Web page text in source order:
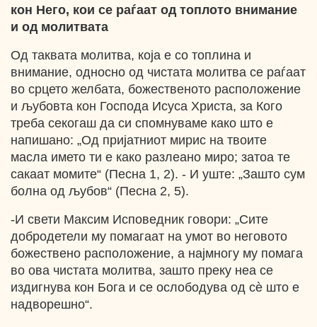
кон Него, кои се раѓаат од топлото внимание
и од молитвата
Од таквата молитва, која е со топлина и
внимание, односно од чистата молитва се раѓаат
во срцето желбата, божественото расположение
и љубовта кон Господа Исуса Христа, за Кого
треба секогаш да си спомнуваме како што е
напишано: „Од пријатниот мирис на твоите
масла името ти е како разлеано миро; затоа те
сакаат момите“ (Песна 1, 2). - И уште: „Зашто сум
болна од љубов“ (Песна 2, 5).
-И свети Максим Исповедник говори: „Сите
добродетели му помагаат на умот во неговото
божествено расположение, а најмногу му помага
во ова чистата молитва, зашто преку неа се
издигнува кон Бога и се ослободува од сѐ што е
надворешно“.